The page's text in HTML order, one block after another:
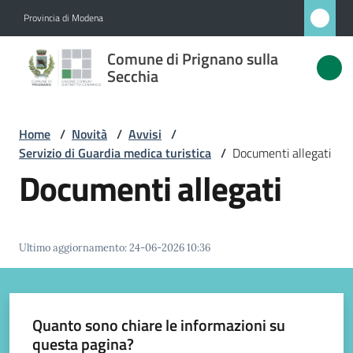
Provincia di Modena
Comune di Prignano sulla
Secchia
Comune
di
sulla
Secchia
Menu selezionato
Vivere
Home / Novità / Avvisi /
Servizio di Guardia medica turistica / Documenti allegati
Documenti allegati
Ultimo aggiornamento:24-06-2026 10:36
Quanto sono chiare le informazioni su
questa pagina?